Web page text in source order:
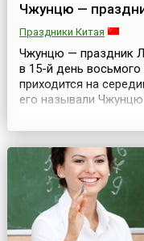
Чжунцю —
Праздники Китая
Чжунцю — праздник
в 15-й день
приходится на
его называли
место в китайском
богу Луны. К тому же
праздник.Выходные